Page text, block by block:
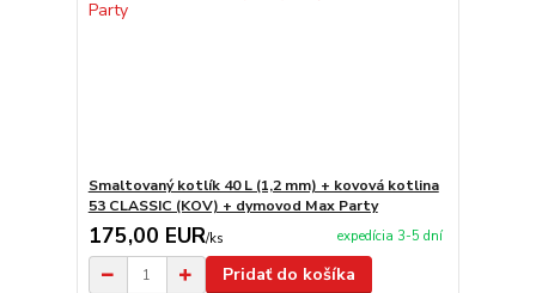
Smaltovaný kotlík 40 L (1,2 mm) + kovová kotlina
53 CLASSIC (KOV) + dymovod Max Party
175,00 EUR/ks expedícia 3-5 dní
Pridať do košíka